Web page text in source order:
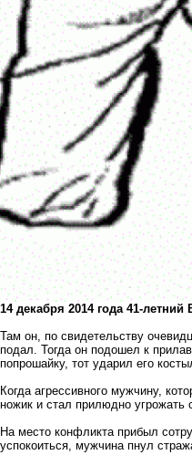
14 декабря 2014 года 41-
Там он, по свидетельству
подал. Тогда он подошел к
попрошайку, тот ударил его
Когда агрессивного мужчину,
ножик и стал прилюдно угрожать
На место конфликта прибыл
успокоиться, мужчина пнул